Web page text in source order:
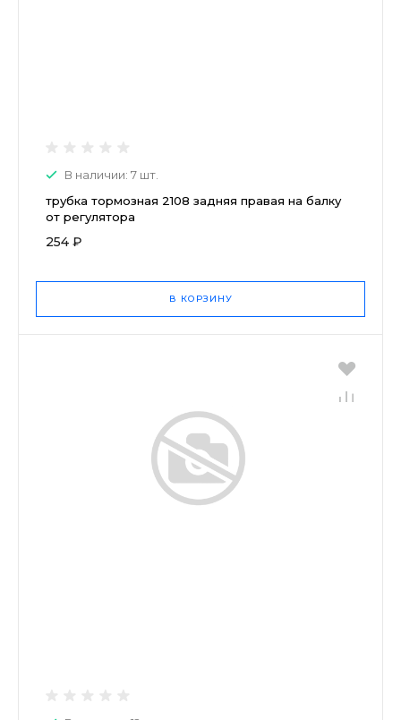
В наличии: 7 шт.
трубка тормозная 2108 задняя правая на балку
от регулятора
254 ₽
В КОРЗИНУ